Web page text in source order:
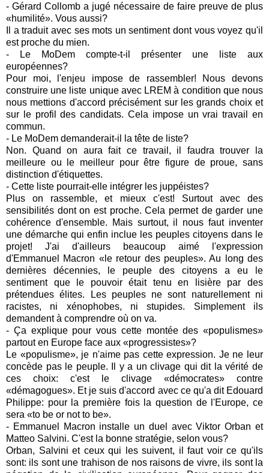
- Gérard Collomb a jugé nécessaire de faire preuve de plus
«humilité». Vous aussi?
Il a traduit avec ses mots un sentiment dont vous voyez qu'il
est proche du mien.
- Le MoDem compte-t-il présenter une liste aux
européennes?
Pour moi, l'enjeu impose de rassembler! Nous devons
construire une liste unique avec LREM à condition que nous
nous mettions d'accord précisément sur les grands choix et
sur le profil des candidats. Cela impose un vrai travail en
commun.
- Le MoDem demanderait-il la tête de liste?
Non. Quand on aura fait ce travail, il faudra trouver la
meilleure ou le meilleur pour être figure de proue, sans
distinction d'étiquettes.
- Cette liste pourrait-elle intégrer les juppéistes?
Plus on rassemble, et mieux c'est! Surtout avec des
sensibilités dont on est proche. Cela permet de garder une
cohérence d'ensemble. Mais surtout, il nous faut inventer
une démarche qui enfin inclue les peuples citoyens dans le
projet! J'ai d'ailleurs beaucoup aimé l'expression
d'Emmanuel Macron «le retour des peuples». Au long des
dernières décennies, le peuple des citoyens a eu le
sentiment que le pouvoir était tenu en lisière par des
prétendues élites. Les peuples ne sont naturellement ni
racistes, ni xénophobes, ni stupides. Simplement ils
demandent à comprendre où on va.
- Ça explique pour vous cette montée des «populismes»
partout en Europe face aux «progressistes»?
Le «populisme», je n'aime pas cette expression. Je ne leur
concède pas le peuple. Il y a un clivage qui dit la vérité de
ces choix: c'est le clivage «démocrates» contre
«démagogues». Et je suis d'accord avec ce qu'a dit Edouard
Philippe: pour la première fois la question de l'Europe, ce
sera «to be or not to be».
- Emmanuel Macron installe un duel avec Viktor Orban et
Matteo Salvini. C'est la bonne stratégie, selon vous?
Orban, Salvini et ceux qui les suivent, il faut voir ce qu'ils
sont: ils sont une trahison de nos raisons de vivre, ils sont la